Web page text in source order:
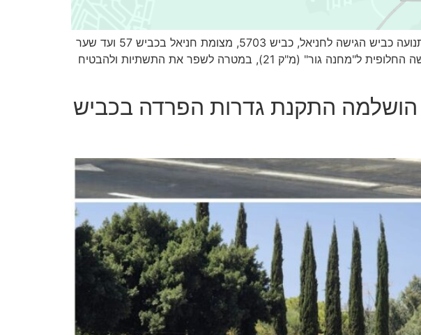
נתיבי ישראל מעדכנים כי החל מהלילה, יום ראשון, 28 בספטמבר 2025, בשעה 22:00, יחסם לתנועה כביש הגישה לחניאל, כביש 5703, מצומת חניאל בכביש 57 ועד שער
הכניסה לישוב. החסימה צפויה להימשך כחצי שנה. העבודות מתקיימות במסגרת הקמת דרך הגישה החלופית ל"מחנה גור" (מ"ק 21), במטרה לשפר את התשתיות ולהבטיח
הושלמה התקנת גדרות הפרדה בכביש